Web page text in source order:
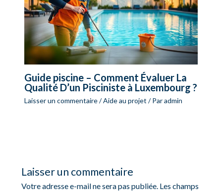
Guide piscine – Comment Évaluer La
Qualité D’un Pisciniste à Luxembourg ?
Laisser un commentaire/Aide au projet / Paradmin
Laisser un commentaire
Votre adresse e-mail ne sera pas publiée. Les champs